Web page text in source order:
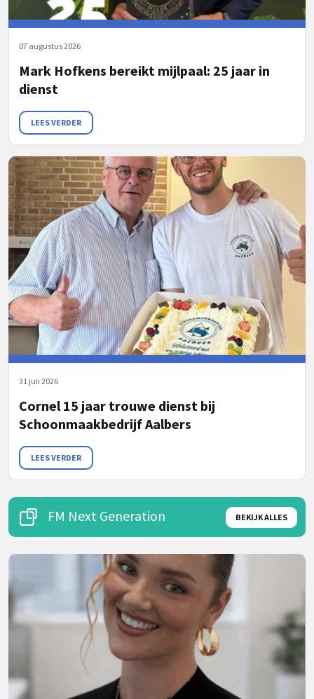
07 augustus 2026
Mark Hofkens bereikt mijlpaal: 25 jaar in
dienst
LEES VERDER
31 juli 2026
Cornel 15 jaar trouwe dienst bij
Schoonmaakbedrijf Aalbers
LEES VERDER
FM Next Generation BEKIJK ALLES